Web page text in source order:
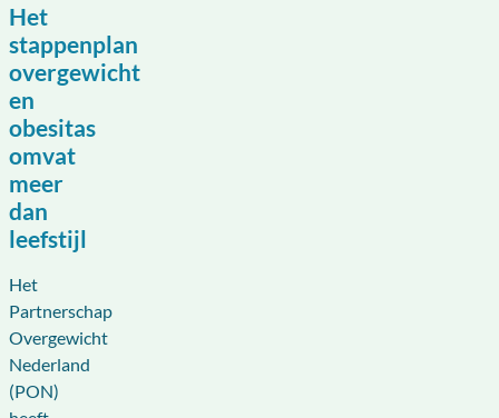
Het
stappenplan
overgewicht
en
obesitas
omvat
meer
dan
leefstijl
Het
Partnerschap
Overgewicht
Nederland
(PON)